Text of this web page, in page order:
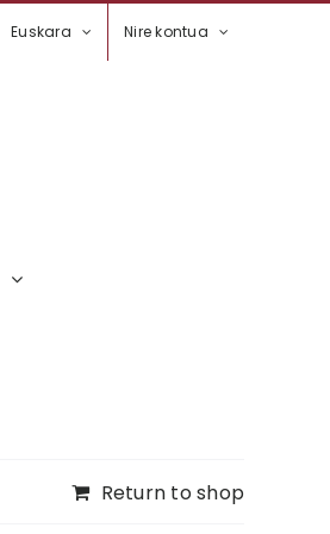
Euskara Nire kontua
Return to shop